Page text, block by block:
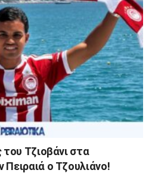
του Τζιοβάνι στα
Πειραιά ο Τζουλιάνο!